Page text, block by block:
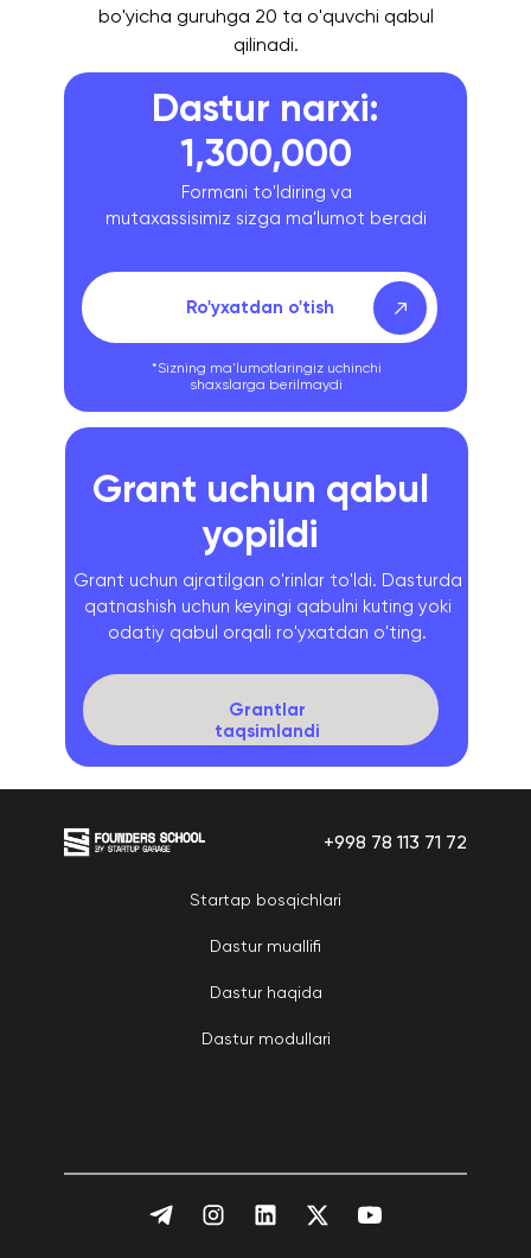
Dastur narxi:
1,300,000
Formani to'ldiring va
mutaxassisimiz sizga ma'lumot beradi
*Sizning ma'lumotlaringiz uchinchi
shaxslarga berilmaydi
Ro'yxatdan o'tish
Grant uchun qabul
yopildi
Grant uchun ajratilgan o'rinlar to'ldi. Dasturda
qatnashish uchun keyingi qabulni kuting yoki
odatiy qabul orqali ro'yxatdan o'ting.
Grantlar
taqsimlandi
bo'yicha guruhga 20 ta o'quvchi qabul
qilinadi.
Startap bosqichlari
Dastur muallifi
Dastur haqida
Dastur modullari
+998 78 113 71 72